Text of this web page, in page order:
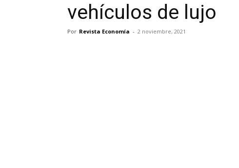
vehículos de lujo
Por Revista Economía - 2 noviembre, 2021